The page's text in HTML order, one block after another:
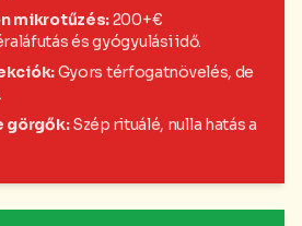
mikrotűzés:200+€
és gyógyulási idő.
Gyors térfogatnövelés, de
görgők:Szép rituálé, nulla hatás a